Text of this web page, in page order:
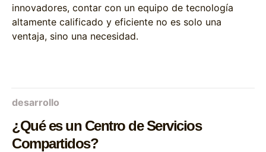
innovadores, contar con un equipo de tecnología
altamente calificado y eficiente no es solo una
ventaja, sino una necesidad.
desarrollo
¿Qué es un Centro de Servicios
Compartidos?